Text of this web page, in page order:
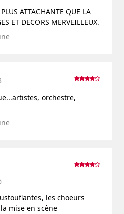
ATTACHANTE QUE LA
ET DECORS MERVEILLEUX.
orchestre,
les choeurs
mise en scène